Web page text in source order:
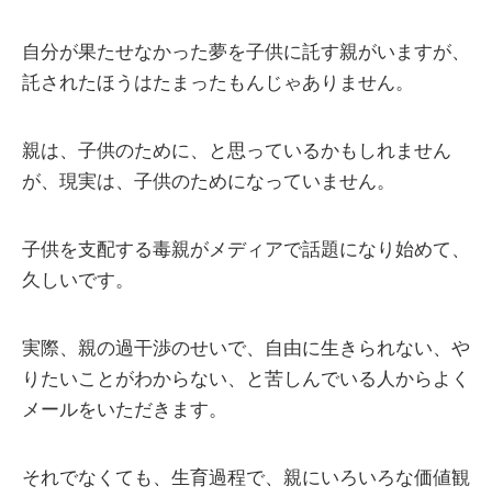
自分が果たせなかった夢を子供に託す親がいますが、
託されたほうはたまったもんじゃありません。
親は、子供のために、と思っているかもしれません
が、現実は、子供のためになっていません。
子供を支配する毒親がメディアで話題になり始めて、
久しいです。
実際、親の過干渉のせいで、自由に生きられない、や
りたいことがわからない、と苦しんでいる人からよく
メールをいただきます。
それでなくても、生育過程で、親にいろいろな価値観